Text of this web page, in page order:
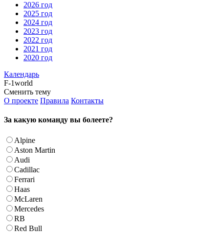
2026 год
2025 год
2024 год
2023 год
2022 год
2021 год
2020 год
Календарь
F-1world
Сменить тему
О проекте Правила Контакты
За какую команду вы болеете?
Alpine
Aston Martin
Audi
Cadillac
Ferrari
Haas
McLaren
Mercedes
RB
Red Bull